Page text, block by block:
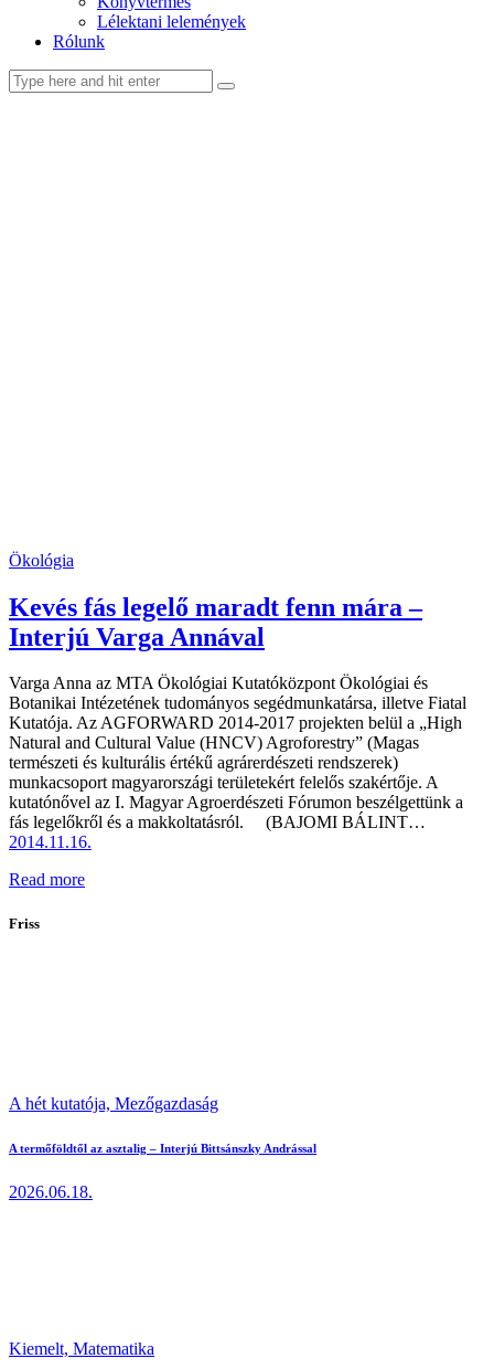
Lélektani lelemények
Rólunk
Ökológia
Kevés fás legelő maradt fenn mára –
Interjú Varga Annával
Varga Anna az MTA Ökológiai Kutatóközpont Ökológiai és
Botanikai Intézetének tudományos segédmunkatársa, illetve Fiatal
Kutatója. Az AGFORWARD 2014-2017 projekten belül a „High
Natural and Cultural Value (HNCV) Agroforestry” (Magas
természeti és kulturális értékű agrárerdészeti rendszerek)
munkacsoport magyarországi területekért felelős szakértője. A
kutatónővel az I. Magyar Agroerdészeti Fórumon beszélgettünk a
fás legelőkről és a makkoltatásról. (BAJOMI BÁLINT…
2014.11.16.
Read more
Friss
A hét kutatója, Mezőgazdaság
A termőföldtől az asztalig – Interjú Bittsánszky Andrással
2026.06.18.
Kiemelt, Matematika